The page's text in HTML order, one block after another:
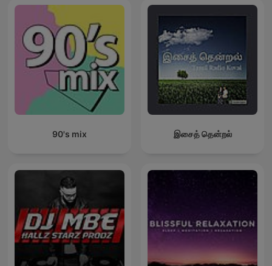
90's mix இசைத் தென்றல்